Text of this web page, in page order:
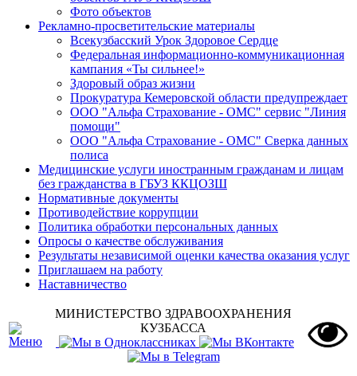
Фото объектов
Рекламно-просветительские материалы
Всекузбасский Урок Здоровое Сердце
Федеральная информационно-коммуникационная
кампания «Ты сильнее!»
Здоровый образ жизни
Прокуратура Кемеровской области предупреждает
ООО "Альфа Страхование - ОМС" сервис "Линия
помощи"
ООО "Альфа Страхование - ОМС" Сверка данных
полиса
Медицинские услуги иностранным гражданам и лицам
без гражданства в ГБУЗ ККЦОЗШ
Нормативные документы
Противодействие коррупции
Политика обработки персональных данных
Опросы о качестве обслуживания
Результаты независимой оценки качества оказания услуг
Приглашаем на работу
Наставничество
МИНИСТЕРСТВО ЗДРАВООХРАНЕНИЯ
КУЗБАССА